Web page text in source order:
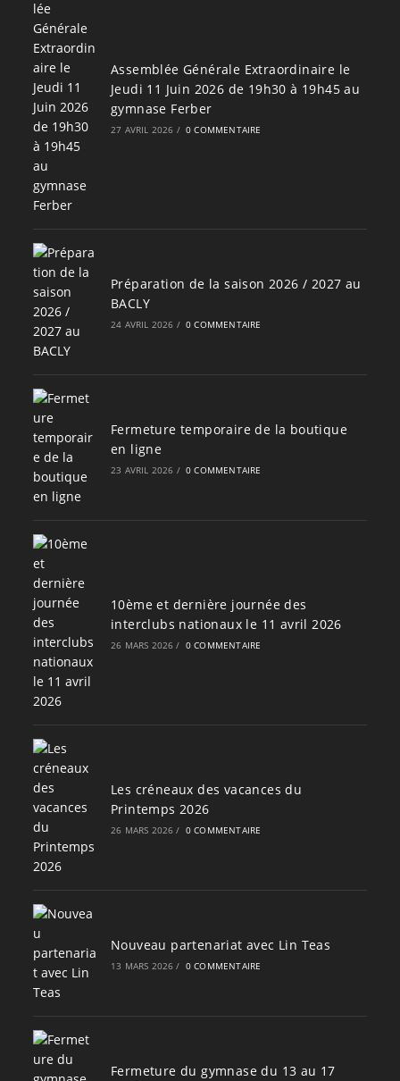
Assemblée Générale Extraordinaire le
Jeudi 11 Juin 2026 de 19h30 à 19h45 au
gymnase Ferber
27 AVRIL 2026 / 0 COMMENTAIRE
Préparation de la saison 2026 / 2027 au
BACLY
24 AVRIL 2026 / 0 COMMENTAIRE
Fermeture temporaire de la boutique
en ligne
23 AVRIL 2026 / 0 COMMENTAIRE
10ème et dernière journée des
interclubs nationaux le 11 avril 2026
26 MARS 2026 / 0 COMMENTAIRE
Les créneaux des vacances du
Printemps 2026
26 MARS 2026 / 0 COMMENTAIRE
Nouveau partenariat avec Lin Teas
13 MARS 2026 / 0 COMMENTAIRE
Fermeture du gymnase du 13 au 17